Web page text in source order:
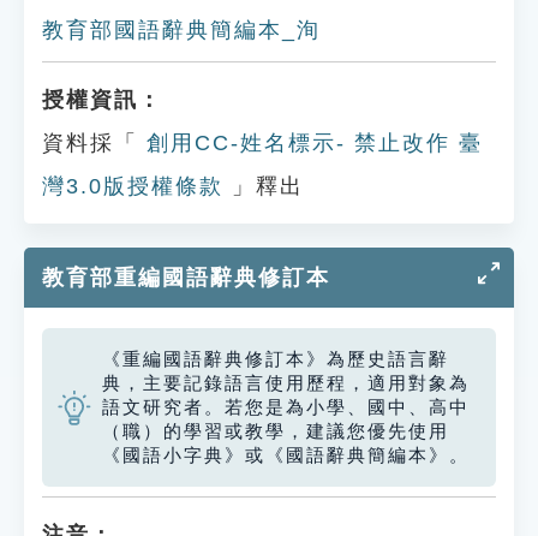
教育部國語辭典簡編本_洵
授權資訊：
資料採「
創用CC-姓名標示- 禁止改作 臺
灣3.0版授權條款
」釋出
教育部重編國語辭典修訂本
《重編國語辭典修訂本》為歷史語言辭
典，主要記錄語言使用歷程，適用對象為
語文研究者。若您是為小學、國中、高中
（職）的學習或教學，建議您優先使用
《國語小字典》或《國語辭典簡編本》。